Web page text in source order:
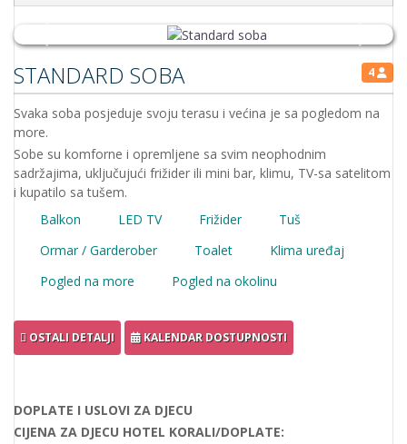
Previous Next
4
STANDARD SOBA
Svaka soba posjeduje svoju terasu i većina je sa pogledom na
more.
Sobe su komforne i opremljene sa svim neophodnim
sadržajima, uključujući frižider ili mini bar, klimu, TV-sa satelitom
i kupatilo sa tušem.
Balkon
LED TV Frižider
Tuš
Ormar / Garderober
Toalet
Klima uređaj
Pogled na more
Pogled na okolinu
OSTALI DETALJI KALENDAR DOSTUPNOSTI
DOPLATE I USLOVI ZA DJECU
CIJENA ZA DJECU HOTEL KORALI/DOPLATE: